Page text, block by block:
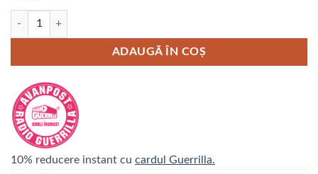
Cantitate Minge medie Gappay din cauciuc natural cu maner
ADAUGĂ ÎN COȘ
10% reducere instant cu cardul Guerrilla.